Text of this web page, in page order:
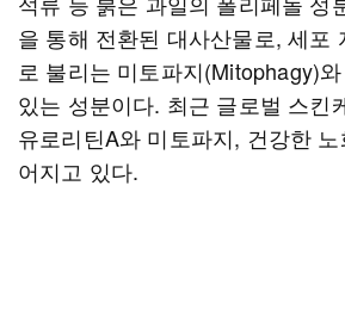
을 통해 전환된 대사산물로, 세포
로 불리는 미토파지(Mitophagy)
있는 성분이다. 최근 글로벌 스킨
유로리틴A와 미토파지, 건강한
어지고 있다.